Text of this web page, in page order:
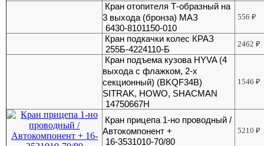
Кран отопителя Т-образный на
3 выхода (бронза) МАЗ
6430-8101150-010
556₽
Кран подкачки колес КРАЗ
255Б-4224110-Б
2462₽
Кран подъема кузова HYVA (4
выхода с флажком, 2-х
секционный) (BKQF34B)
SITRAK, HOWO, SHACMAN
14750667H
1546₽
Кран прицепа 1-но проводный /
Автокомпонент +
16-3531010-70/80
5210₽